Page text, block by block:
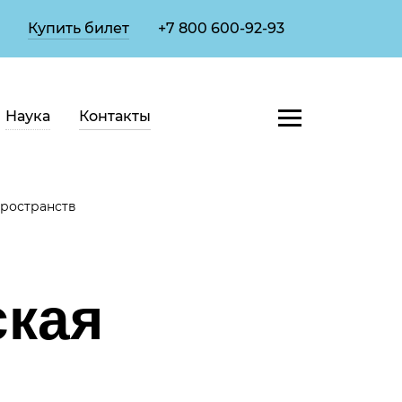
Купить билет +7 800 600-92-93
Наука Контакты